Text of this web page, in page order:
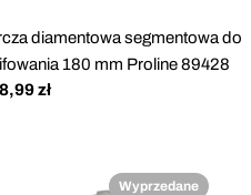
diamentowa segmentowa do
180 mm Proline 89428
zł
Wyprzedane